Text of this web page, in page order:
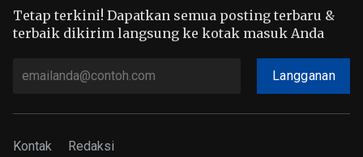
Tetap terkini! Dapatkan semua posting terbaru &
terbaik dikirim langsung ke kotak masuk Anda
Langganan
Kontak Redaksi